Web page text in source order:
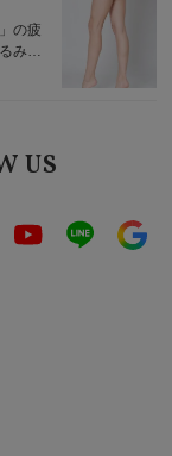
の疲
みる
US
note Youtubeline